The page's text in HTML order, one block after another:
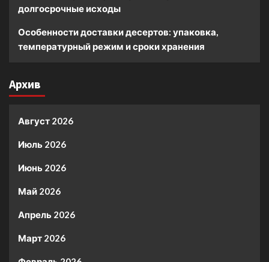
долгосрочные исходы
Особенности доставки десертов: упаковка,
температурный режим и сроки хранения
Архив
Август 2026
Июль 2026
Июнь 2026
Май 2026
Апрель 2026
Март 2026